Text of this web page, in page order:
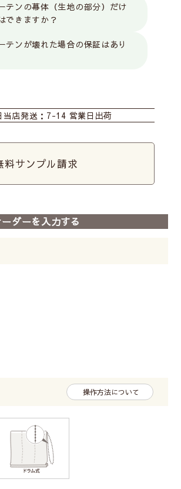
テンの幕体（生地の部分）だけ
できますか？
テンが壊れた場合の保証はあり
当店発送：7-14 営業日出荷
料サンプル請求
ーダーを入力する
操作方法について